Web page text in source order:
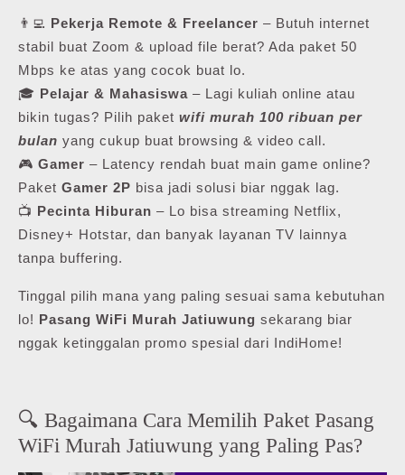
👨‍💻 Pekerja Remote & Freelancer – Butuh internet
stabil buat Zoom & upload file berat? Ada paket 50
Mbps ke atas yang cocok buat lo.
🎓 Pelajar & Mahasiswa – Lagi kuliah online atau
bikin tugas? Pilih paket wifi murah 100 ribuan per
bulan yang cukup buat browsing & video call.
🎮 Gamer – Latency rendah buat main game online?
Paket Gamer 2P bisa jadi solusi biar nggak lag.
📺 Pecinta Hiburan – Lo bisa streaming Netflix,
Disney+ Hotstar, dan banyak layanan TV lainnya
tanpa buffering.
Tinggal pilih mana yang paling sesuai sama kebutuhan
lo! Pasang WiFi Murah Jatiuwung sekarang biar
nggak ketinggalan promo spesial dari IndiHome!
🔍 Bagaimana Cara Memilih Paket Pasang
WiFi Murah Jatiuwung yang Paling Pas?